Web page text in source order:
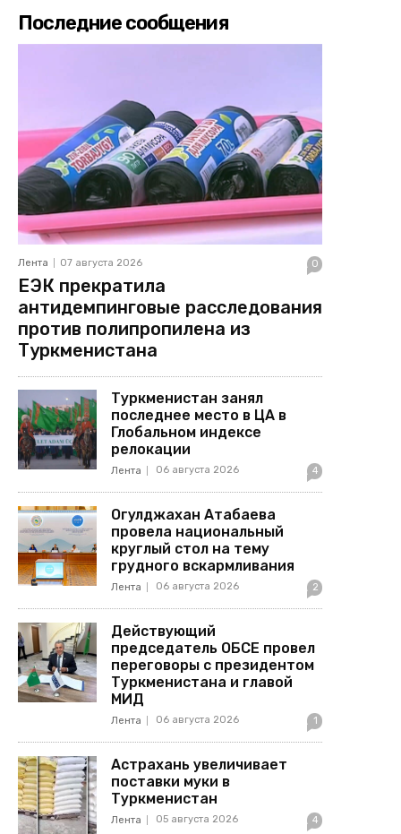
Последние сообщения
Лента 07 августа 2026 0
ЕЭК прекратила
антидемпинговые расследования
против полипропилена из
Туркменистана
Туркменистан занял
последнее место в ЦА в
Глобальном индексе
релокации
Лента 06 августа 2026 4
Огулджахан Атабаева
провела национальный
круглый стол на тему
грудного вскармливания
Лента 06 августа 2026 2
Действующий
председатель ОБСЕ провел
переговоры с президентом
Туркменистана и главой
МИД
Лента 06 августа 2026 1
Астрахань увеличивает
поставки муки в
Туркменистан
Лента 05 августа 2026 4